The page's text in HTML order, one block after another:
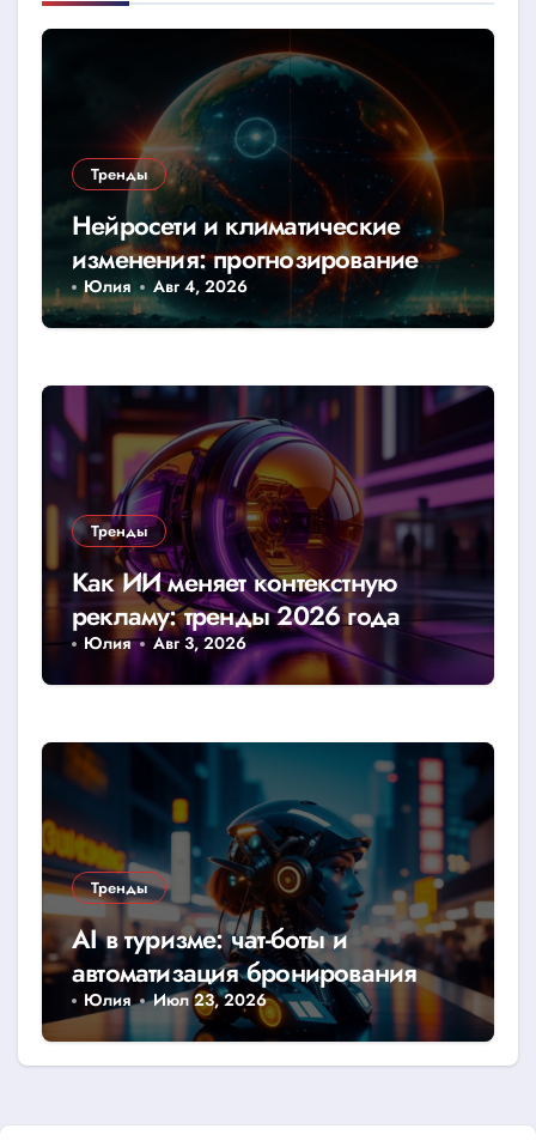
Тренды
Нейросети и климатические
изменения: прогнозирование
катастроф
Юлия Авг 4, 2026
Тренды
Как ИИ меняет контекстную
рекламу: тренды 2026 года
Юлия Авг 3, 2026
Тренды
AI в туризме: чат-боты и
автоматизация бронирования
Юлия Июл 23, 2026